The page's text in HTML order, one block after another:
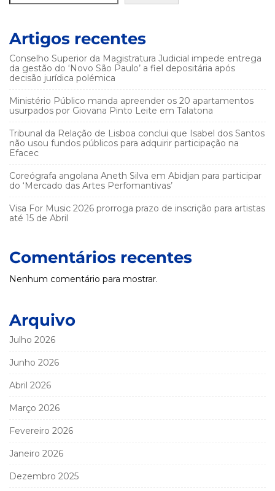
Artigos recentes
Conselho Superior da Magistratura Judicial impede entrega
da gestão do ‘Novo São Paulo’ a fiel depositária após
decisão jurídica polémica
Ministério Público manda apreender os 20 apartamentos
usurpados por Giovana Pinto Leite em Talatona
Tribunal da Relação de Lisboa conclui que Isabel dos Santos
não usou fundos públicos para adquirir participação na
Efacec
Coreógrafa angolana Aneth Silva em Abidjan para participar
do ‘Mercado das Artes Perfomantivas’
Visa For Music 2026 prorroga prazo de inscrição para artistas
até 15 de Abril
Comentários recentes
Nenhum comentário para mostrar.
Arquivo
Julho 2026
Junho 2026
Abril 2026
Março 2026
Fevereiro 2026
Janeiro 2026
Dezembro 2025